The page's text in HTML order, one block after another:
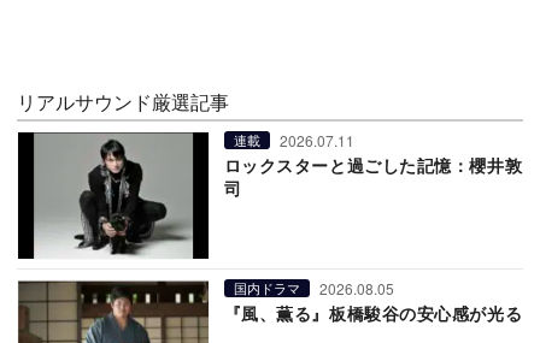
リアルサウンド厳選記事
連載 2026.07.11
ロックスターと過ごした記憶：櫻井敦
司
国内ドラマ 2026.08.05
『風、薫る』板橋駿谷の安心感が光る